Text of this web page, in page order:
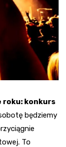
roku: konkurs
będziemy
To